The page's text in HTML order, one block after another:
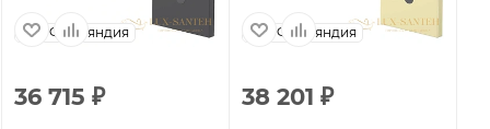
Финляндия
36 715 ₽
Финляндия
38 201 ₽